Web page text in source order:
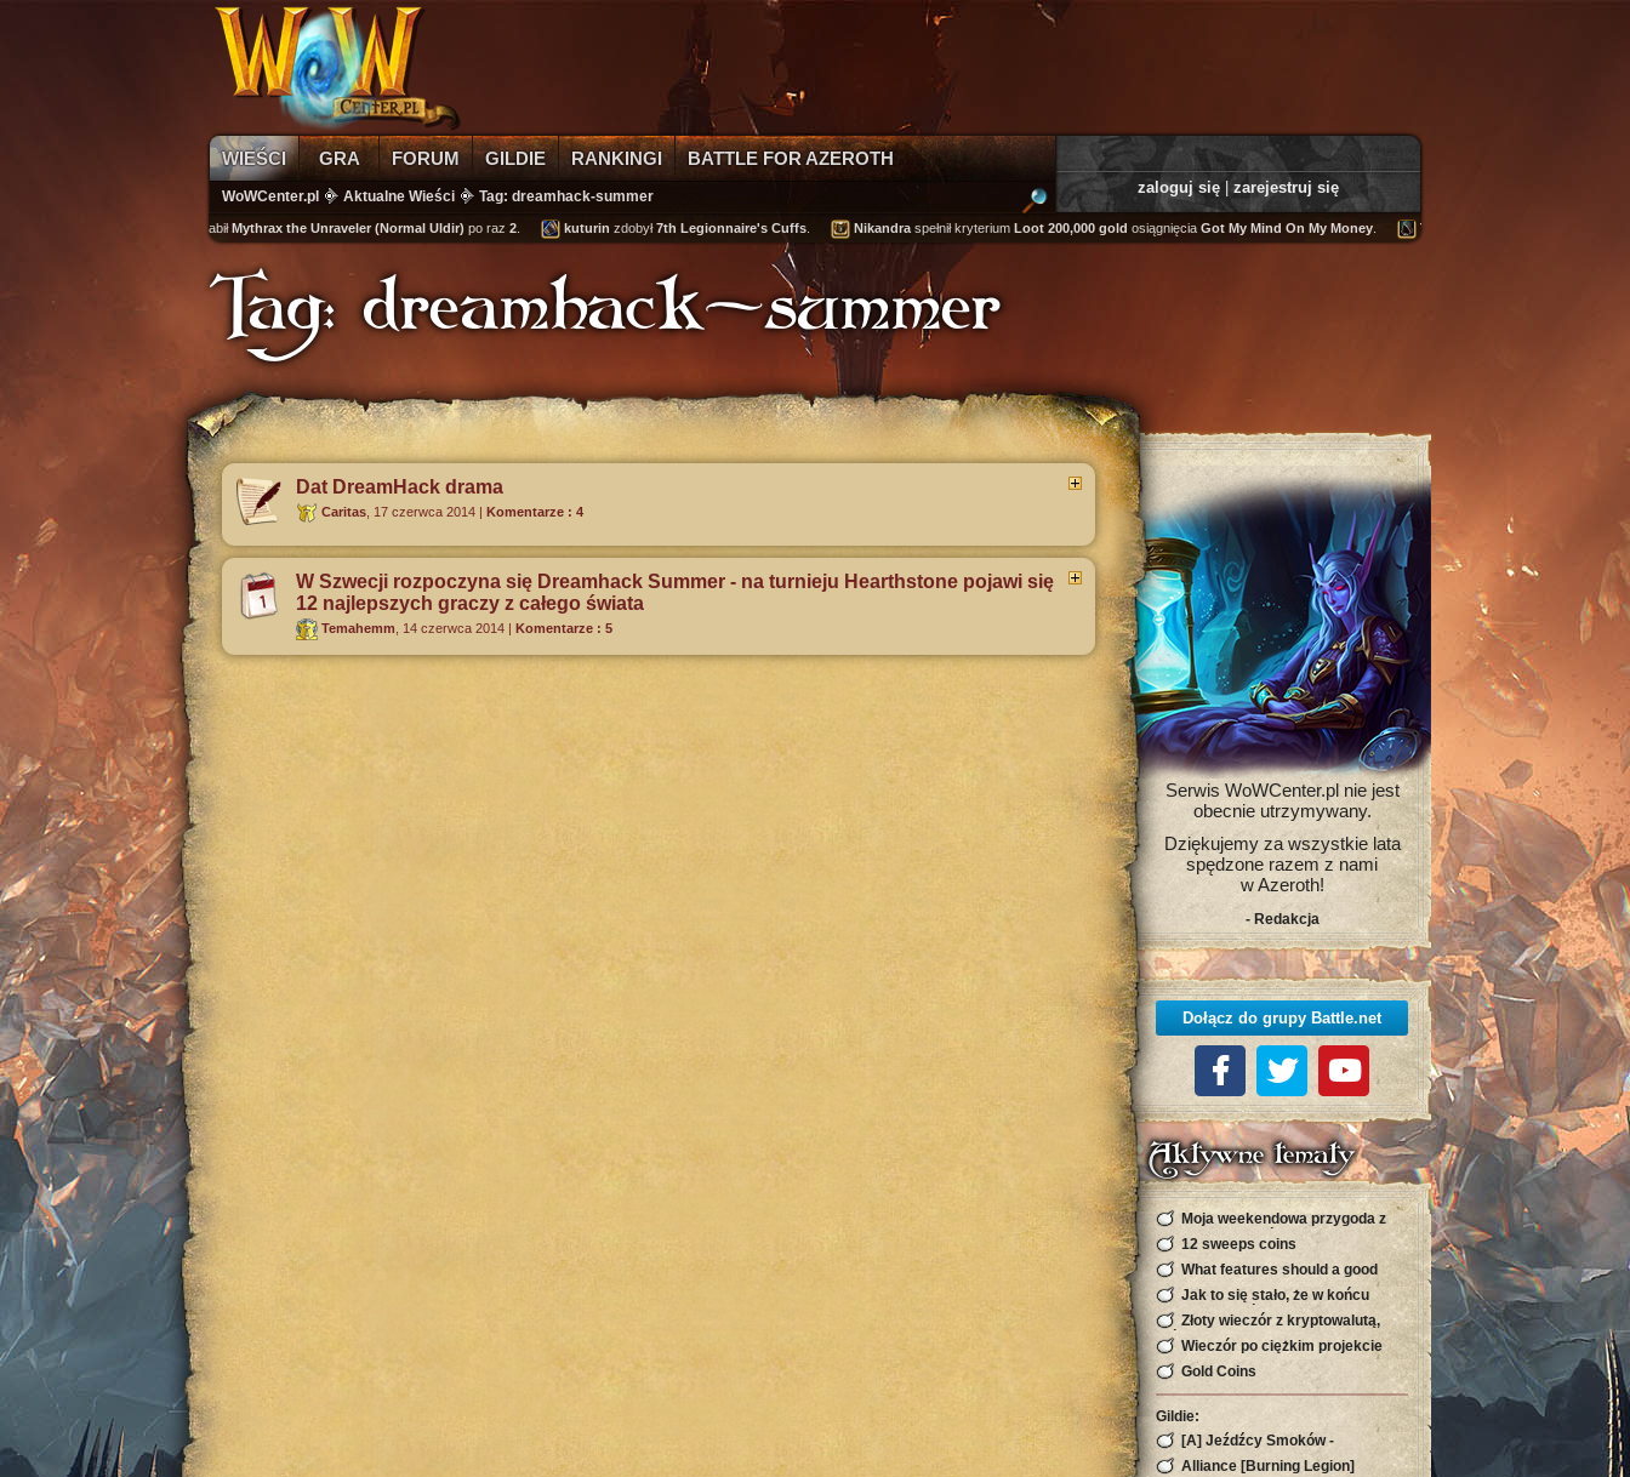
zaloguj się zarejestruj się
WIEŚCI GRA FORUM GILDIE RANKINGI BATTLE FOR AZEROTH
WoWCenter.pl Aktualne Wieści Tag: dreamhack-summer
Mythrax the Unraveler (Normal Uldir) po raz2. kuturinzdobył7th Legionnaire's Cuffs . Nikandraspełnił kryteriumLoot 200,000 goldosiągnięciaGot My Mind On My Money. Tooly zdobył
Tag: dreamhack-summer
Serwis WoWCenter.pl nie jest
obecnie utrzymywany.
Dziękujemy za wszystkie lata
spędzone razem z nami
w Azeroth!
- Redakcja
Dołącz do grupy Battle.net
Aktywne tematy
Moja weekendowa przygoda z
kryptowalutą, która zaskoczyła
mnie s12 sweeps coins
What features should a good
sports site have in Bangladesh
Jak to się stało, że w końcu
znalazłem swój rytm w sieci
Złoty wieczór z kryptowalutą,
którego się nie spodziewałam
Wieczór po ciężkim projekcie
Gold Coins
Gildie:
[A] Jeźdźcy Smoków -
Silvermoon
Alliance [Burning Legion]
Dat DreamHack drama
Caritas 17 czerwca 2014 | Komentarze : 4
W Szwecji rozpoczyna się Dreamhack Summer - na turnieju Hearthstone pojawi się
12 najlepszych graczy z całego świata
Temahemm 14 czerwca 2014 | Komentarze : 5